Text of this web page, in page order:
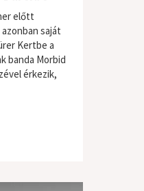
előtt
saját
Kertbe a
banda Morbid
érkezik,